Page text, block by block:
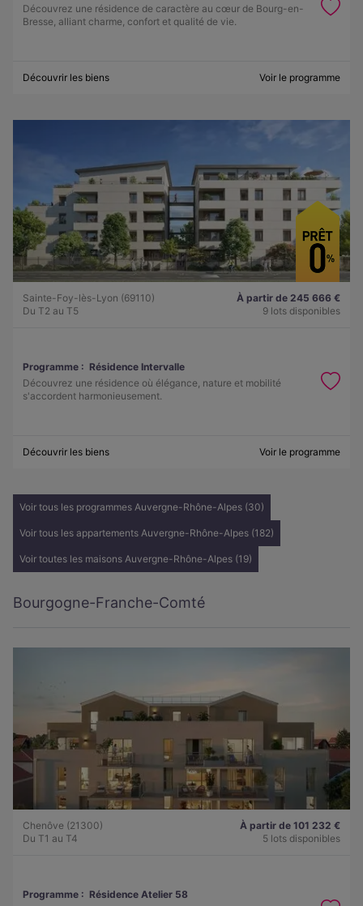
Découvrez une résidence de caractère au cœur de Bourg-en-
Bresse, alliant charme, confort et qualité de vie.
Découvrir les biens Voir le programme
Sainte-Foy-lès-Lyon (69110)
Du T2 au T5
À partir de 245 666 €
9 lots disponibles
Programme : Résidence Intervalle
Découvrez une résidence où élégance, nature et mobilité
s'accordent harmonieusement.
Découvrir les biens Voir le programme
Voir tous les programmes Auvergne-Rhône-Alpes (30)
Voir tous les appartements Auvergne-Rhône-Alpes (182)
Voir toutes les maisons Auvergne-Rhône-Alpes (19)
Bourgogne-Franche-Comté
Chenôve (21300)
Du T1 au T4
À partir de 101 232 €
5 lots disponibles
Programme : Résidence Atelier 58